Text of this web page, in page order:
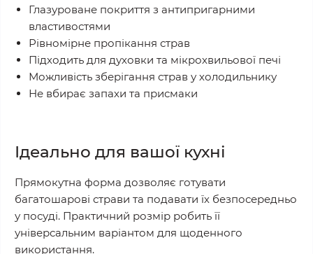
Глазуроване покриття з антипригарними
властивостями
Рівномірне пропікання страв
Підходить для духовки та мікрохвильової печі
Можливість зберігання страв у холодильнику
Не вбирає запахи та присмаки
Ідеально для вашої кухні
Прямокутна форма дозволяє готувати
багатошарові страви та подавати їх безпосередньо
у посуді. Практичний розмір робить її
універсальним варіантом для щоденного
використання.